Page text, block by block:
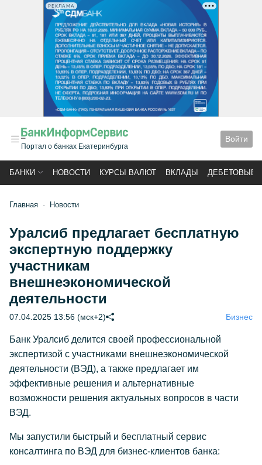
РЕКЛАМА
Портал о банках Екатеринбурга
Войти
БАНКИ НОВОСТИ КУРСЫ ВАЛЮТ ВКЛАДЫ ДЕБЕТОВЫЕ
Главная Новости
Уралсиб предлагает бесплатную
экспертную поддержку
участникам
внешнеэкономической
деятельности
07.04.2025 13:56 (мск+2) Бизнес
Банк Уралсиб делится своей профессиональной
экспертизой с участниками внешнеэкономической
деятельности (ВЭД), а также предлагает им
эффективные решения и альтернативные
возможности решения актуальных вопросов в части
ВЭД.
Мы запустили быстрый и бесплатный сервис
консалтинга по ВЭД для бизнес-клиентов банка: